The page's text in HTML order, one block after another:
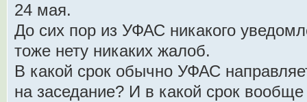
24 мая.
До сих пор из УФАС никакого
тоже нету никаких жалоб.
В какой срок обычно УФАС
на заседание? И в какой срок